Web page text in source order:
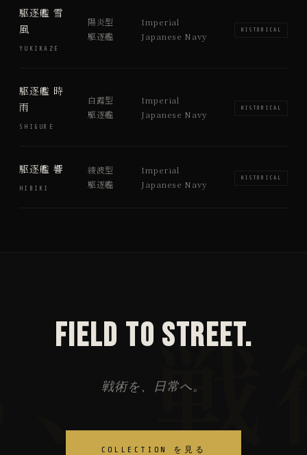
駆逐艦 雪
風
YUKIKAZE
陽炎型
駆逐艦
Imperial
Japanese Navy
HISTORICAL
駆逐艦 時
雨
SHIGURE
白露型
駆逐艦
Imperial
Japanese Navy
HISTORICAL
駆逐艦 響
HIBIKI
綾波型
駆逐艦
Imperial
Japanese Navy
HISTORICAL
FIELD TO STREET.
戦術を、日常へ。
COLLECTION を見る